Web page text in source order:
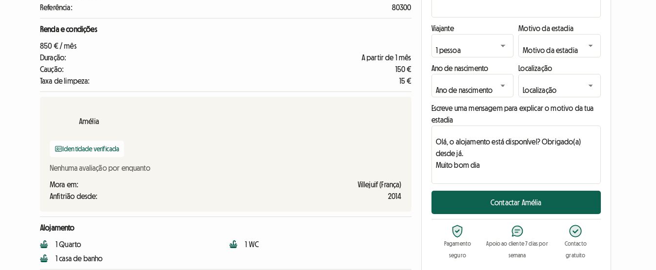
Referência:
80300
Renda e condições
850 € / mês
Duração:
A partir de 1 mês
Caução:
150 €
Taxa de limpeza:
15 €
Amélia
Identidade verificada
Nenhuma avaliação por enquanto
Mora em:
Villejuif (França)
Anfitrião desde:
2014
Alojamento
1 Quarto
1 casa de banho
1 WC
Viajante Motivo da estadia
Ano de nascimento Localização
Escreve uma mensagem para explicar o motivo da tua
estadia
Contactar Amélia
Pagamento
seguro
Apoio ao cliente 7 dias por
semana
Contacto
gratuito